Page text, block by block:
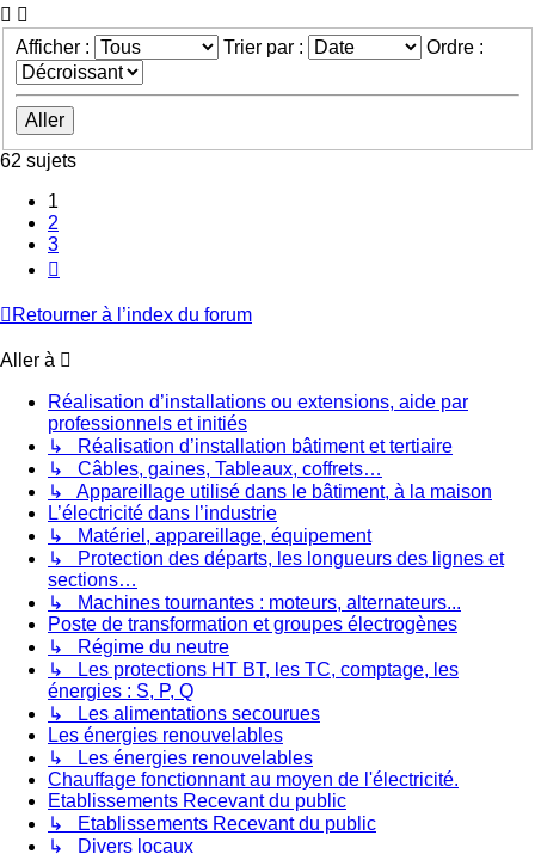
Afficher : Trier par : Ordre :
62 sujets
1
2
3
Retourner à l’index du forum
Aller à
Réalisation d’installations ou extensions, aide par
professionnels et initiés
↳ Réalisation d’installation bâtiment et tertiaire
↳ Câbles, gaines, Tableaux, coffrets…
↳ Appareillage utilisé dans le bâtiment, à la maison
L’électricité dans l’industrie
↳ Matériel, appareillage, équipement
↳ Protection des départs, les longueurs des lignes et
sections…
↳ Machines tournantes : moteurs, alternateurs...
Poste de transformation et groupes électrogènes
↳ Régime du neutre
↳ Les protections HT BT, les TC, comptage, les
énergies : S, P, Q
↳ Les alimentations secourues
Les énergies renouvelables
↳ Les énergies renouvelables
Chauffage fonctionnant au moyen de l'électricité.
Etablissements Recevant du public
↳ Etablissements Recevant du public
↳ Divers locaux